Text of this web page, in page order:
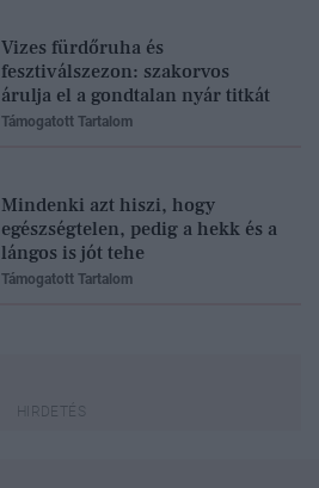
Vizes fürdőruha és
fesztiválszezon: szakorvos
árulja el a gondtalan nyár titkát
Támogatott Tartalom
Mindenki azt hiszi, hogy
egészségtelen, pedig a hekk és a
lángos is jót tehe
Támogatott Tartalom